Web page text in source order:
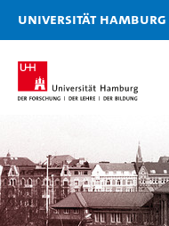
Universität Hamburg